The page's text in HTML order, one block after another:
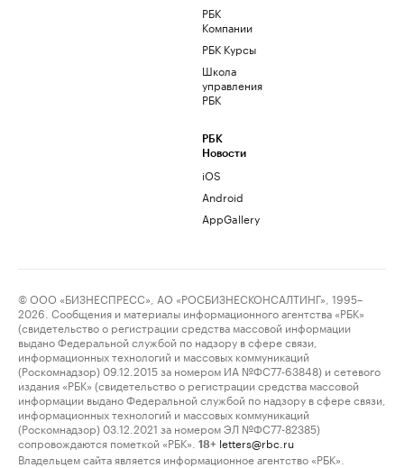
РБК
Компании
РБК Курсы
Школа
управления
РБК
РБК
Новости
iOS
Android
AppGallery
© ООО «БИЗНЕСПРЕСС», АО «РОСБИЗНЕСКОНСАЛТИНГ», 1995–
2026. Сообщения и материалы информационного агентства «РБК»
(свидетельство о регистрации средства массовой информации
выдано Федеральной службой по надзору в сфере связи,
информационных технологий и массовых коммуникаций
(Роскомнадзор) 09.12.2015 за номером ИА №ФС77-63848) и сетевого
издания «РБК» (свидетельство о регистрации средства массовой
информации выдано Федеральной службой по надзору в сфере связи,
информационных технологий и массовых коммуникаций
(Роскомнадзор) 03.12.2021 за номером ЭЛ №ФС77-82385)
сопровождаются пометкой «РБК».
18+ letters@rbc.ru
Владельцем сайта является информационное агентство «РБК».